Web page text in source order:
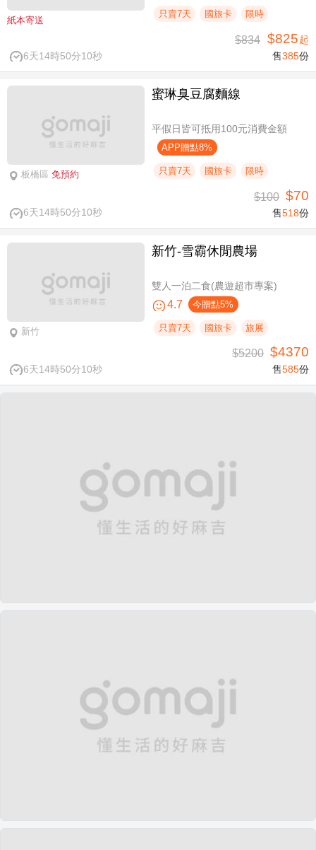
紙本寄送
只賣7天 國旅卡 限時
6天14時50分10秒
$834 $825起
售385份
板橋區 免預約
蜜琳臭豆腐麵線
平假日皆可抵用100元消費金額
APP贈點8%
只賣7天 國旅卡 限時
6天14時50分10秒
$100 $70
售518份
新竹
新竹-雪霸休閒農場
雙人一泊二食(農遊超市專案)
4.7 今贈點5%
只賣7天 國旅卡 旅展
6天14時50分10秒
$5200 $4370
售585份